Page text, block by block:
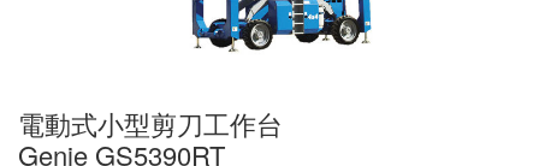
電動式小型剪刀工作台
Genie GS5390RT